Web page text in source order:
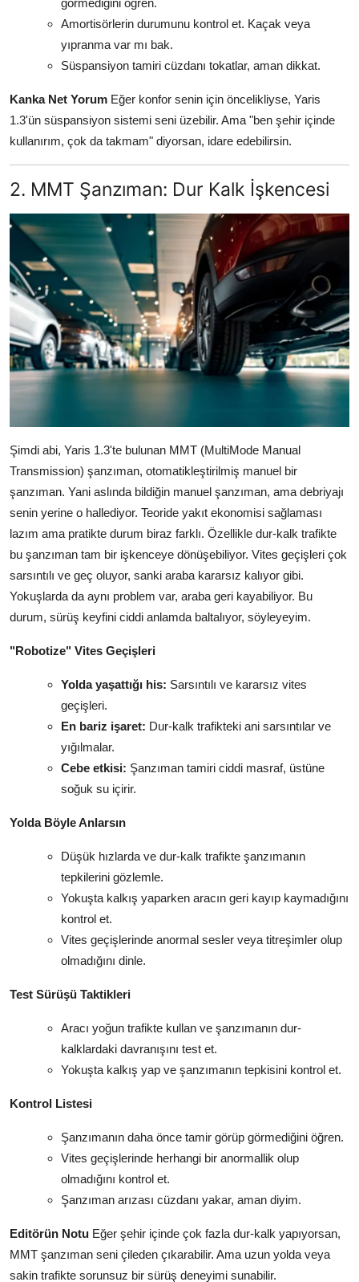
görmediğini öğren.
Amortisörlerin durumunu kontrol et. Kaçak veya
yıpranma var mı bak.
Süspansiyon tamiri cüzdanı tokatlar, aman dikkat.
Kanka Net Yorum Eğer konfor senin için öncelikliyse, Yaris
1.3'ün süspansiyon sistemi seni üzebilir. Ama "ben şehir içinde
kullanırım, çok da takmam" diyorsan, idare edebilirsin.
2. MMT Şanzıman: Dur Kalk İşkencesi
Şimdi abi, Yaris 1.3'te bulunan MMT (MultiMode Manual
Transmission) şanzıman, otomatikleştirilmiş manuel bir
şanzıman. Yani aslında bildiğin manuel şanzıman, ama debriyajı
senin yerine o hallediyor. Teoride yakıt ekonomisi sağlaması
lazım ama pratikte durum biraz farklı. Özellikle dur-kalk trafikte
bu şanzıman tam bir işkenceye dönüşebiliyor. Vites geçişleri çok
sarsıntılı ve geç oluyor, sanki araba kararsız kalıyor gibi.
Yokuşlarda da aynı problem var, araba geri kayabiliyor. Bu
durum, sürüş keyfini ciddi anlamda baltalıyor, söyleyeyim.
"Robotize" Vites Geçişleri
Yolda yaşattığı his: Sarsıntılı ve kararsız vites
geçişleri.
En bariz işaret: Dur-kalk trafikteki ani sarsıntılar ve
yığılmalar.
Cebe etkisi: Şanzıman tamiri ciddi masraf, üstüne
soğuk su içirir.
Yolda Böyle Anlarsın
Düşük hızlarda ve dur-kalk trafikte şanzımanın
tepkilerini gözlemle.
Yokuşta kalkış yaparken aracın geri kayıp kaymadığını
kontrol et.
Vites geçişlerinde anormal sesler veya titreşimler olup
olmadığını dinle.
Test Sürüşü Taktikleri
Aracı yoğun trafikte kullan ve şanzımanın dur-
kalklardaki davranışını test et.
Yokuşta kalkış yap ve şanzımanın tepkisini kontrol et.
Kontrol Listesi
Şanzımanın daha önce tamir görüp görmediğini öğren.
Vites geçişlerinde herhangi bir anormallik olup
olmadığını kontrol et.
Şanzıman arızası cüzdanı yakar, aman diyim.
Editörün Notu Eğer şehir içinde çok fazla dur-kalk yapıyorsan,
MMT şanzıman seni çileden çıkarabilir. Ama uzun yolda veya
sakin trafikte sorunsuz bir sürüş deneyimi sunabilir.